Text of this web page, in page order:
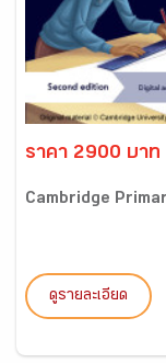
ราคา 2900 บาท
Cambridge
ดูรายละเอียด